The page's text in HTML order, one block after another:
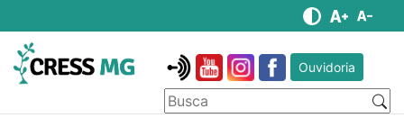
Ouvidoria